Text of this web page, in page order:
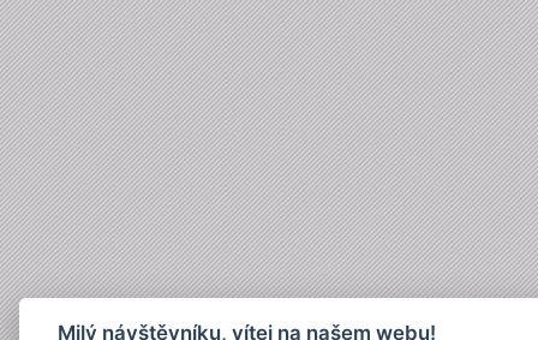
Milý návštěvníku, vítej na našem webu!